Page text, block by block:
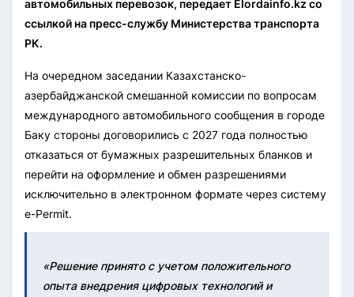
автомобильных перевозок, передает Elordainfo.kz со
ссылкой на пресс-службу Министерства транспорта
РК.
На очередном заседании Казахстанско-
азербайджанской смешанной комиссии по вопросам
международного автомобильного сообщения в городе
Баку стороны договорились с 2027 года полностью
отказаться от бумажных разрешительных бланков и
перейти на оформление и обмен разрешениями
исключительно в электронном формате через систему
e-Permit.
«Решение принято с учетом положительного
опыта внедрения цифровых технологий и